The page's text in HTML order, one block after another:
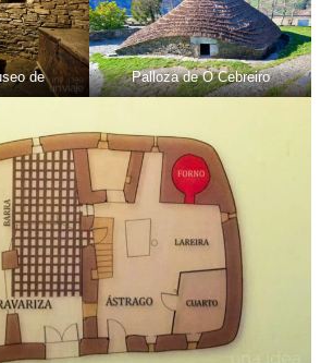
de Palloza de O Cebreiro